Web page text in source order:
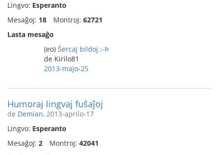
Lingvo: Esperanto
Mesaĝoj: 18 Montroj: 62721
Lasta mesaĝo
(eo) Ŝercaj bildoj :-Þ
de Kirilo81
2013-majo-25
Humoraj lingvaj fuŝaĵoj
de Demian, 2013-aprilo-17
Lingvo: Esperanto
Mesaĝoj: 2 Montroj: 42041